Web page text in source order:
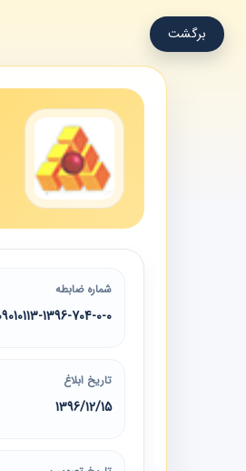
برگشت
شماره ضابطه
1396-704-0-0-FA
تاریخ ابلاغ
1396/12/15